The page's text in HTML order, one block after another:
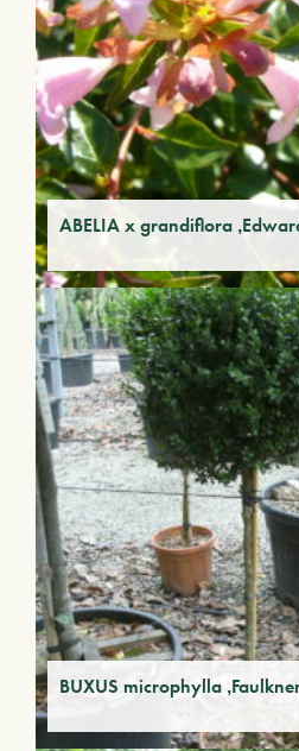
ABELIA x grandiflora
BUXUS microphylla